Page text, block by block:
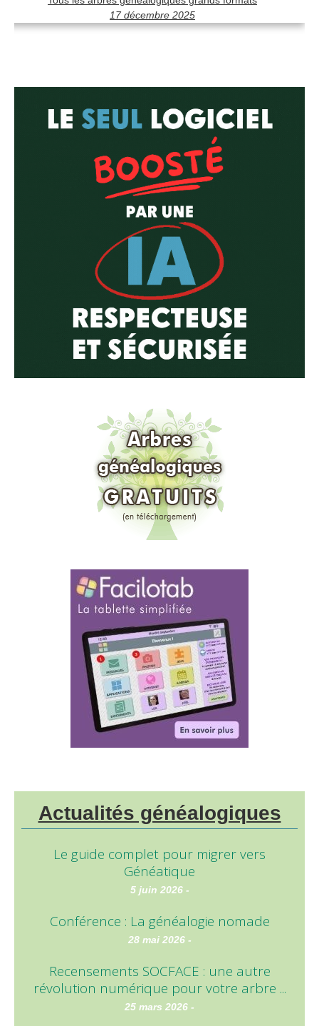
17 décembre 2025
Actualités généalogiques
Le guide complet pour migrer vers
Généatique
5 juin 2026 -
Conférence : La généalogie nomade
28 mai 2026 -
Recensements SOCFACE : une autre
révolution numérique pour votre arbre ...
25 mars 2026 -